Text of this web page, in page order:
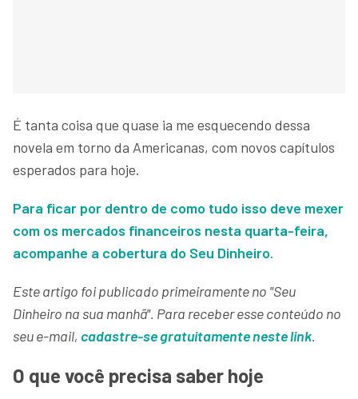
É tanta coisa que quase ia me esquecendo dessa
novela em torno da Americanas, com novos capítulos
esperados para hoje.
Para ficar por dentro de como tudo isso deve mexer
com os mercados financeiros nesta quarta-feira,
acompanhe a cobertura do Seu Dinheiro.
Este artigo foi publicado primeiramente no "Seu
Dinheiro na sua manhã". Para receber esse conteúdo no
seu e-mail, cadastre-se gratuitamente neste link.
O que você precisa saber hoje